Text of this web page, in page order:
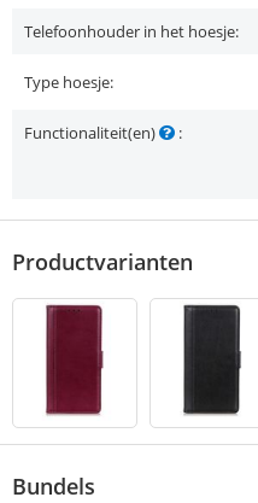
Telefoonhouder in het hoesje:
Type hoesje:
Functionaliteit(en) :
Productvarianten
Bundels